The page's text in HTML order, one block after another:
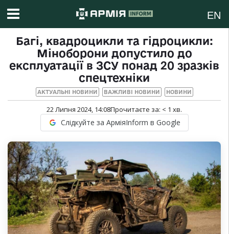
EN
Багі, квадроцикли та гідроцикли:
Міноборони допустило до
експлуатації в ЗСУ понад 20 зразків
спецтехніки
АКТУАЛЬНІ НОВИНИ ВАЖЛИВІ НОВИНИ НОВИНИ
22 Липня 2024, 14:08Прочитаєте за: < 1 хв.
Слідкуйте за АрміяInform в Google